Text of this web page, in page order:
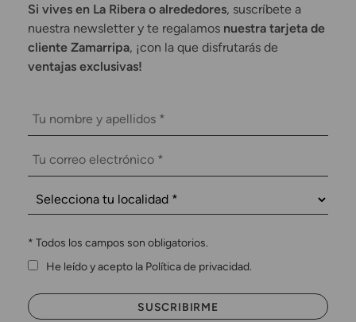
Si vives en La Ribera o alrededores, suscríbete a
nuestra newsletter y te regalamos nuestra tarjeta de
cliente Zamarripa, ¡con la que disfrutarás de
ventajas exclusivas!
* Todos los campos son obligatorios.
He leído y acepto la Política de privacidad.